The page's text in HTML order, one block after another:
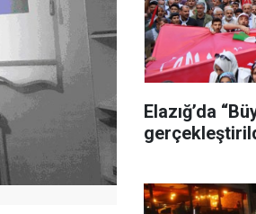
Elazığ’da